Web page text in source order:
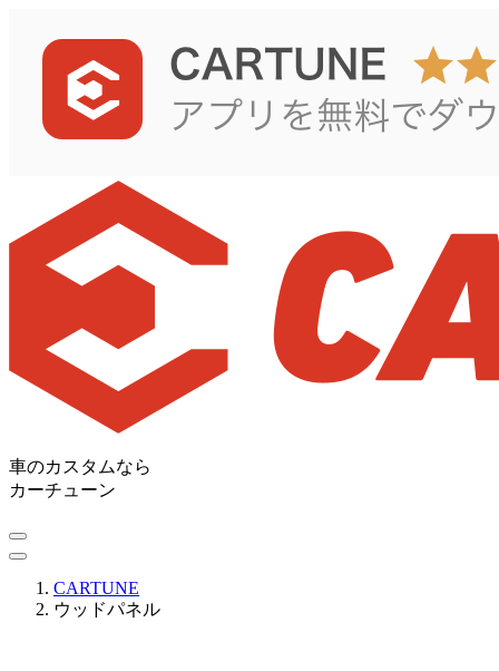
車のカスタムなら
カーチューン
CARTUNE
ウッドパネル